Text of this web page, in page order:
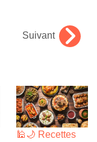
Suivant
🕌🌙 Recettes